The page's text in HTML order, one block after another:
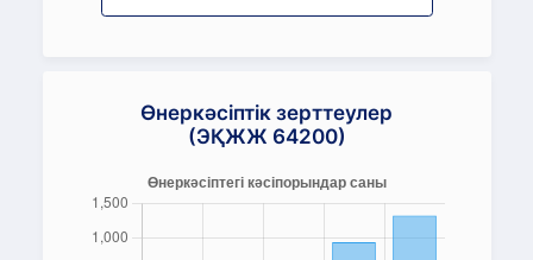
Өнеркәсіптік зерттеулер
(ЭҚЖЖ 64200)